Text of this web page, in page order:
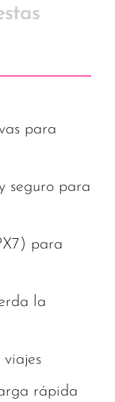
para
seguro para
para
la
rápida